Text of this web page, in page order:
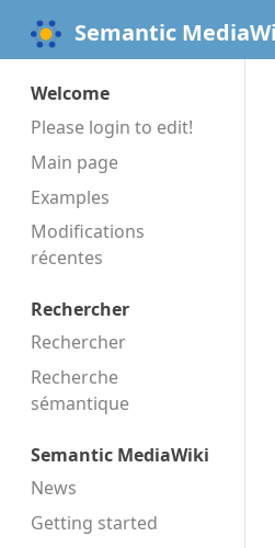
Semantic
Welcome
Please login to edit!
Main page
Examples
Modifications
récentes
Rechercher
Rechercher
Recherche
sémantique
Semantic MediaWiki
News
Getting started